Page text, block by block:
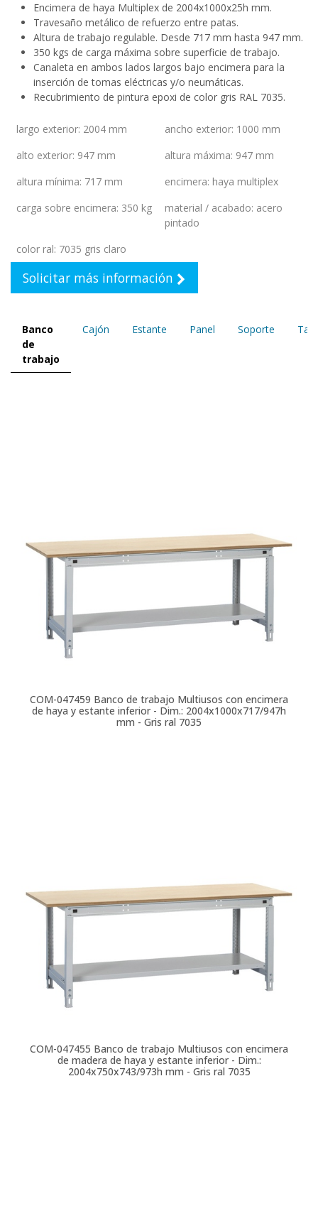
Encimera de haya Multiplex de 2004x1000x25h mm.
Travesaño metálico de refuerzo entre patas.
Altura de trabajo regulable. Desde 717 mm hasta 947 mm.
350 kgs de carga máxima sobre superficie de trabajo.
Canaleta en ambos lados largos bajo encimera para la
inserción de tomas eléctricas y/o neumáticas.
Recubrimiento de pintura epoxi de color gris RAL 7035.
largo exterior: 2004 mm ancho exterior: 1000 mm
alto exterior: 947 mm altura máxima: 947 mm
altura mínima: 717 mm encimera: haya multiplex
carga sobre encimera: 350 kg material / acabado: acero
pintado
color ral: 7035 gris claro
Solicitar más información
Banco
de
trabajo
Cajón Estante Panel Soporte
COM-047459 Banco de trabajo Multiusos con encimera
de haya y estante inferior - Dim.: 2004x1000x717/947h
mm - Gris ral 7035
COM-047455 Banco de trabajo Multiusos con encimera
de madera de haya y estante inferior - Dim.:
2004x750x743/973h mm - Gris ral 7035